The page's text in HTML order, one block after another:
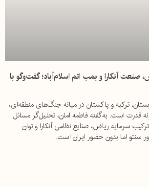
صنعت آنکارا و بمب اتم اسلام‌آباد؛ گفت‌وگو با
ترکیه و پاکستان در میانه جنگ‌های منطقه‌ای،
قدرت است. به‌گفته فاطمه امان، تحلیل‌گر مسائل
ترکیب سرمایه ریاض، صنایع نظامی آنکارا و توان
سنتو اما بدون حضور ایران است.